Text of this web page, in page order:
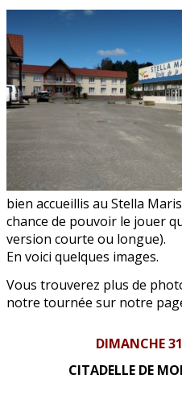
bien accueillis au Stella
chance de pouvoir le jouer
version courte ou longue).
En voici quelques images.
Vous trouverez plus de
notre tournée sur notre
DIMANCHE
CITADELLE DE